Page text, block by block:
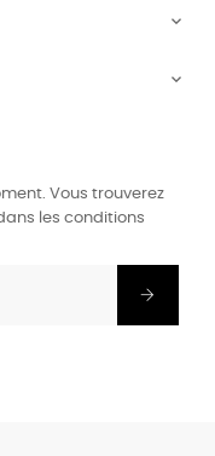


Vous trouverez
les conditions